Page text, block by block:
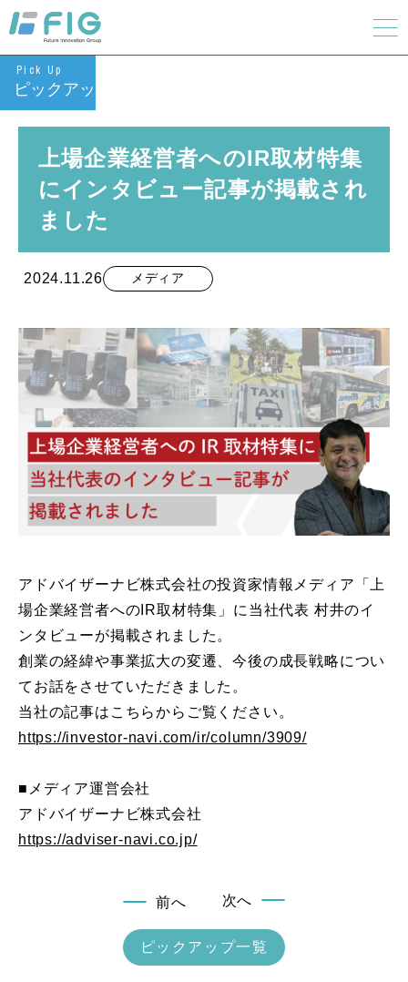
Pick Up
ピックアップ
上場企業経営者へのIR取材特集
にインタビュー記事が掲載され
ました
2024.11.26 メディア
アドバイザーナビ株式会社の投資家情報メディア「上
場企業経営者へのIR取材特集」に当社代表 村井のイ
ンタビューが掲載されました。
創業の経緯や事業拡大の変遷、今後の成長戦略につい
てお話をさせていただきました。
当社の記事はこちらからご覧ください。
https://investor-navi.com/ir/column/3909/
■メディア運営会社
アドバイザーナビ株式会社
https://adviser-navi.co.jp/
前へ
ピックアップ一覧
次へ